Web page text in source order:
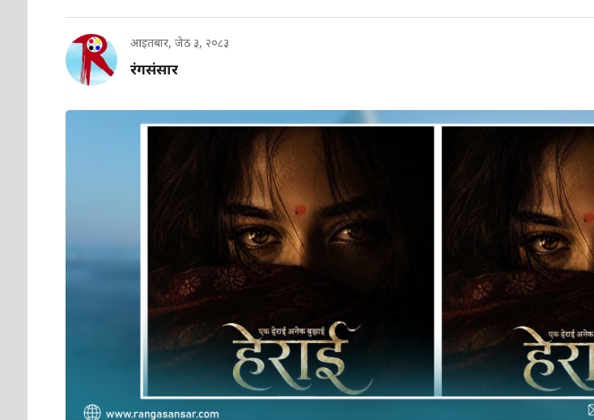
आइतबार, जेठ ३, २०८३
रंगसंसार